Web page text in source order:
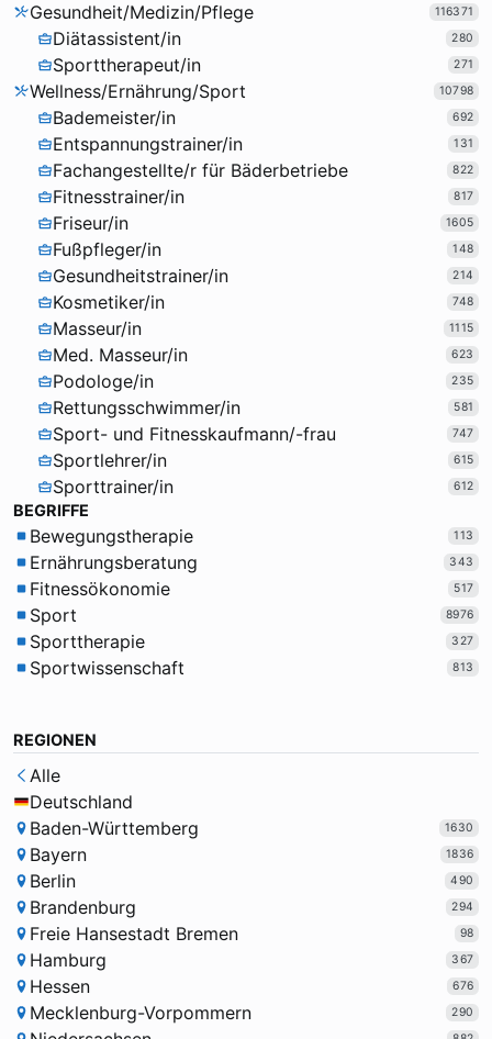
Gesundheit/Medizin/Pflege
116371
Diätassistent/in 280
Sporttherapeut/in 271
Wellness/Ernährung/Sport 10798
Bademeister/in 692
Entspannungstrainer/in 131
Fachangestellte/r für Bäderbetriebe 822
Fitnesstrainer/in 817
Friseur/in 1605
Fußpfleger/in 148
Gesundheitstrainer/in 214
Kosmetiker/in 748
Masseur/in 1115
Med. Masseur/in 623
Podologe/in 235
Rettungsschwimmer/in 581
Sport- und Fitnesskaufmann/-frau 747
Sportlehrer/in 615
Sporttrainer/in 612
BEGRIFFE
Bewegungstherapie 113
Ernährungsberatung 343
Fitnessökonomie 517
Sport 8976
Sporttherapie 327
Sportwissenschaft 813
REGIONEN
Alle
Deutschland
Baden-Württemberg
1630
Bayern 1836
Berlin 490
Brandenburg 294
Freie Hansestadt Bremen 98
Hamburg 367
Hessen 676
Mecklenburg-Vorpommern 290